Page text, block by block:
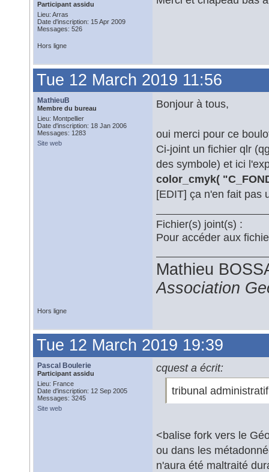
Participant assidu
Lieu: Arras
Date d'inscription: 15 Apr 2009
Messages: 526
Hors ligne
Tue 12 March 2019 11:56
MathieuB
Membre du bureau
Lieu: Montpellier
Date d'inscription: 18 Jan 2006
Messages: 1283
Site web
Bonjour à tous,
oui merci pour ce
Ci-joint un fichier qlr
des symbole) et ici
color_cmyk(
[EDIT] ça n'en fait pas
Fichier(s) joint(s) :
Pour accéder aux
Mathieu
Association
Hors ligne
Tue 12 March 2019 19:39
Pascal Boulerie
Participant assidu
Lieu: France
Date d'inscription: 12 Sep 2005
Messages: 3245
Site web
cquest a écrit:
tribunal
<balise fork vers le
ou dans les
n'aura été maltraité